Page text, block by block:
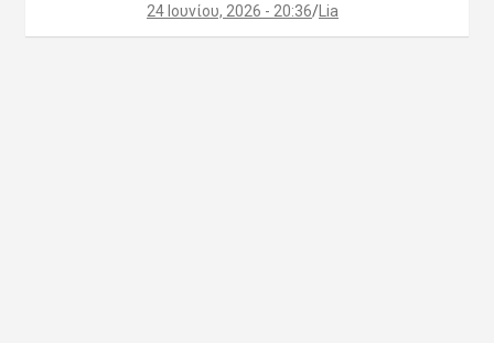
24 Ιουνίου, 2026 - 20:36 Lia